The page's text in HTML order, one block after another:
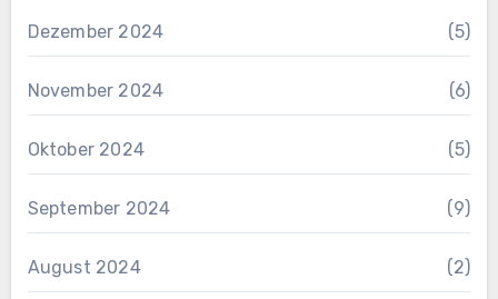
Dezember 2024 (5)
November 2024 (6)
Oktober 2024 (5)
September 2024 (9)
August 2024 (2)